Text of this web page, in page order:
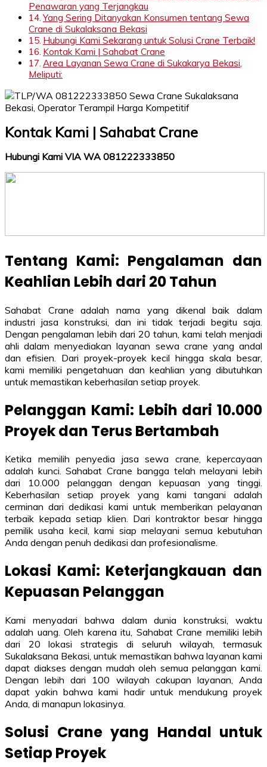
Penawaran yang Terjangkau
Yang Sering Ditanyakan Konsumen tentang Sewa
Crane di Sukalaksana Bekasi
Hubungi Kami Sekarang untuk Solusi Crane Terbaik!
Kontak Kami | Sahabat Crane
Area Layanan Sewa Crane di Sukakarya Bekasi,
Meliputi:
Kontak Kami | Sahabat Crane
Hubungi Kami VIA WA 081222333850
Tentang Kami: Pengalaman dan
Keahlian Lebih dari 20 Tahun
Sahabat Crane adalah nama yang dikenal baik dalam
industri jasa konstruksi, dan ini tidak terjadi begitu saja.
Dengan pengalaman lebih dari 20 tahun, kami telah menjadi
ahli dalam menyediakan layanan sewa crane yang andal
dan efisien. Dari proyek-proyek kecil hingga skala besar,
kami memiliki pengetahuan dan keahlian yang dibutuhkan
untuk memastikan keberhasilan setiap proyek.
Pelanggan Kami: Lebih dari 10.000
Proyek dan Terus Bertambah
Ketika memilih penyedia jasa sewa crane, kepercayaan
adalah kunci. Sahabat Crane bangga telah melayani lebih
dari 10.000 pelanggan dengan kepuasan yang tinggi.
Keberhasilan setiap proyek yang kami tangani adalah
cerminan dari dedikasi kami untuk memberikan pelayanan
terbaik kepada setiap klien. Dari kontraktor besar hingga
pemilik usaha kecil, kami siap melayani semua kebutuhan
Anda dengan penuh dedikasi dan profesionalisme.
Lokasi Kami: Keterjangkauan dan
Kepuasan Pelanggan
Kami menyadari bahwa dalam dunia konstruksi, waktu
adalah uang. Oleh karena itu, Sahabat Crane memiliki lebih
dari 20 lokasi strategis di seluruh wilayah, termasuk
Sukalaksana Bekasi, untuk memastikan bahwa layanan kami
dapat diakses dengan mudah oleh semua pelanggan kami.
Dengan lebih dari 100 wilayah cakupan layanan, Anda
dapat yakin bahwa kami hadir untuk mendukung proyek
Anda, di manapun lokasinya.
Solusi Crane yang Handal untuk
Setiap Proyek